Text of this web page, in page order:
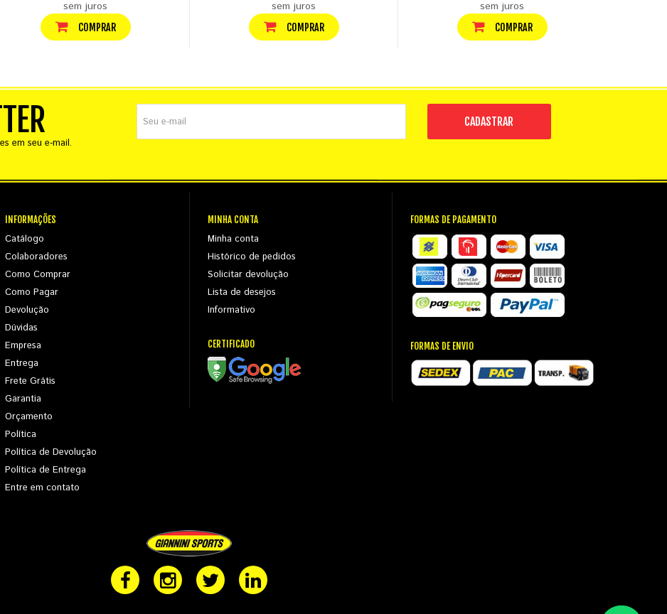
sem juros
COMPRAR
sem juros
COMPRAR
sem juros
COMPRAR
em seu e-mail.
CADASTRAR
INFORMAÇÕES
Catálogo
Colaboradores
Como Comprar
Como Pagar
Devolução
Dúvidas
Empresa
Entrega
Frete Grátis
Garantia
Orçamento
Política
Política de Devolução
Política de Entrega
Entre em contato
MINHA CONTA
Minha conta
Histórico de pedidos
Solicitar devolução
Lista de desejos
Informativo
CERTIFICADO
FORMAS DE PAGAMENTO
FORMAS DE ENVIO